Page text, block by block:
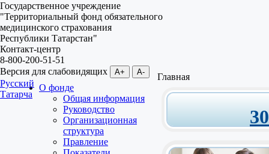
Государственное учреждение
"Территориальный фонд обязательного
медицинского страхования
Республики Татарстан"
Контакт-центр
8-800-200-51-51
Версия для слабовидящих
A+ A-
Русский
Татарча
О фонде
Общая информация
Руководство
Организационная
структура
Правление
Главная